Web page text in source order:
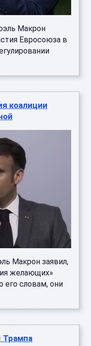
Макрон
Евросоюза в
коалиции
Макрон заявил,
желающих»
его словам, они
Трампа